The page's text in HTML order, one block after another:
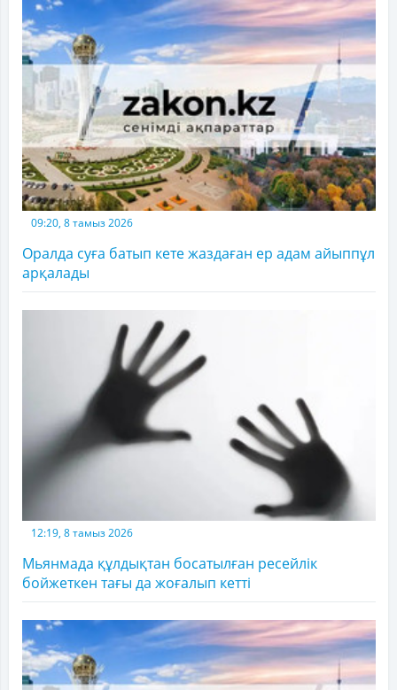
09:20, 8 тамыз 2026
Оралда суға батып кете жаздаған ер адам айыппұл
арқалады
12:19, 8 тамыз 2026
Мьянмада құлдықтан босатылған ресейлік
бойжеткен тағы да жоғалып кетті